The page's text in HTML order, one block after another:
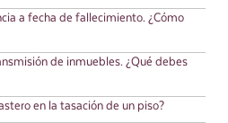
a fecha de fallecimiento. ¿Cómo
de inmuebles. ¿Qué debes
en la tasación de un piso?